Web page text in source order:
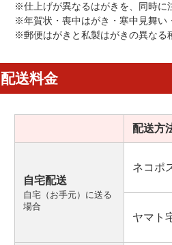
※仕上げが異なるはがきを、同時に
※年賀状・喪中はがき・寒中見舞い
※郵便はがきと私製はがきの異なる
配送料金
配送方
自宅配送
自宅（お手元）に送る
場合
ネコポ
ヤマト